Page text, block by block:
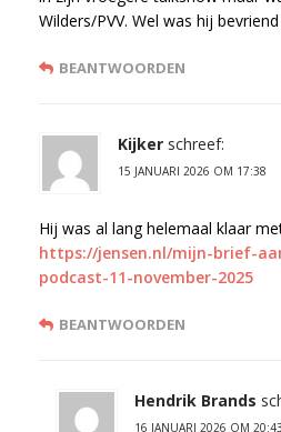
Wilders/PVV. Wel was hij
BEANTWOORDEN
Kijker schreef:
15 JANUARI 2026 OM 17:38
Hij was al lang helemaal klaar
https://jensen.nl/mijn-brief-
podcast-11-november-2025
BEANTWOORDEN
Hendrik Brands
16 JANUARI 2026 OM 20:43